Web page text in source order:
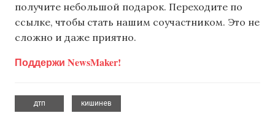
получите небольшой подарок. Переходите по
ссылке, чтобы стать нашим соучастником. Это не
сложно и даже приятно.
Поддержи NewsMaker!
дтп
кишинев